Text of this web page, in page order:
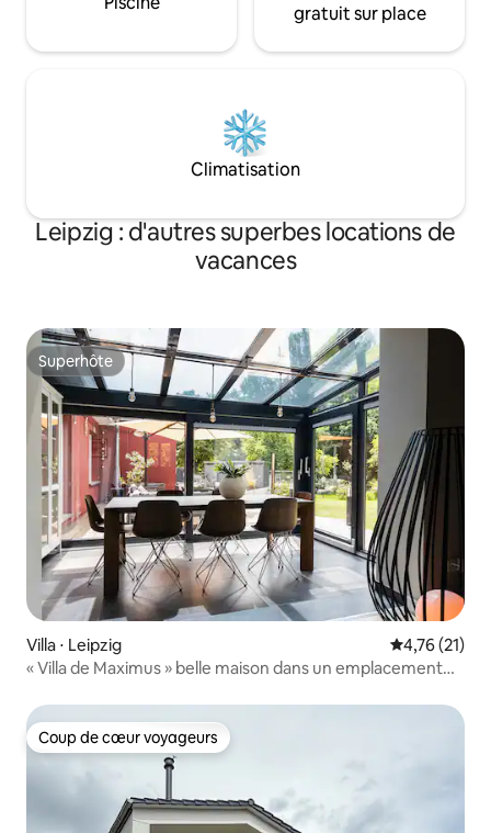
gratuit sur place
Climatisation
Leipzig : d'autres superbes locations de
vacances
Superhôte
Superhôte
Villa ⋅ Leipzig Évaluation
4,76 (21)
« Villa de Maximus » belle maison dans un emplacement
Coup de cœur voyageurs
Coup de cœur voyageurs